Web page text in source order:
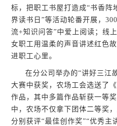
标，把职工书屋打造成“书香阵
界读书日”等活动轮番开展，
流+知识问答”中爱上阅读；线
女职工用温柔的声音讲述红色
进职工心里。
在分公司举办的“讲好三江
大赛中获奖，农场工会选送了
作品，其中多篇作品斩获一等
中，农场不仅拿下团体二等奖
分别获评“最佳创作奖”“优秀主